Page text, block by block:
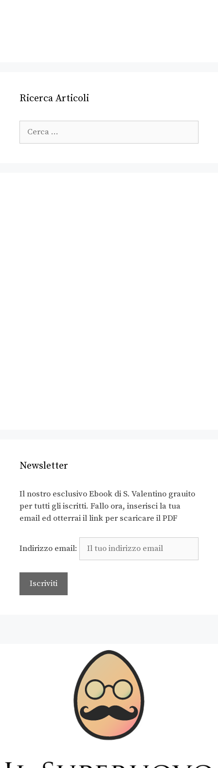
Ricerca Articoli
Newsletter
Il nostro esclusivo Ebook di S. Valentino grauito
per tutti gli iscritti. Fallo ora, inserisci la tua
email ed otterrai il link per scaricare il PDF
Indirizzo email: